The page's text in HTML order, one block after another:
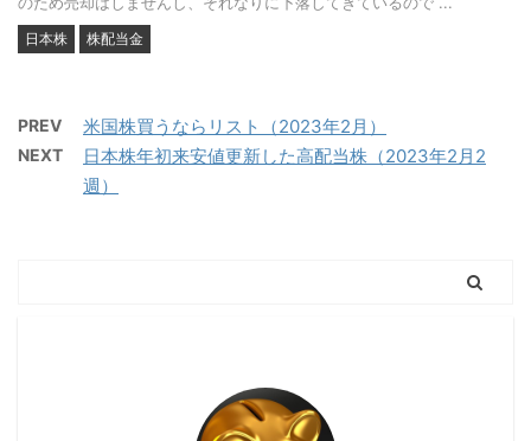
日本株 株配当金
PREV 米国株買うならリスト（2023年2月）
NEXT
日本株年初来安値更新した高配当株（2023年2月2
週）